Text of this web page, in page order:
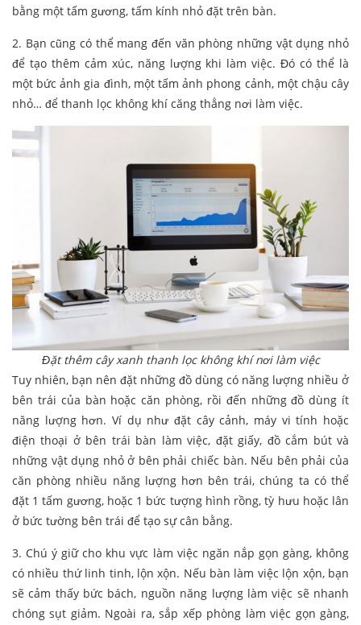
bằng một tấm gương, tấm kính nhỏ đặt trên bàn.
2. Bạn cũng có thể mang đến văn phòng những vật dụng nhỏ
để tạo thêm cảm xúc, năng lượng khi làm việc. Đó có thể là
một bức ảnh gia đình, một tấm ảnh phong cảnh, một chậu cây
nhỏ… để thanh lọc không khí căng thẳng nơi làm việc.
Đặt thêm cây xanh thanh lọc không khí nơi làm việc
Tuy nhiên, bạn nên đặt những đồ dùng có năng lượng nhiều ở
bên trái của bàn hoặc căn phòng, rồi đến những đồ dùng ít
năng lượng hơn. Ví dụ như đặt cây cảnh, máy vi tính hoặc
điện thoại ở bên trái bàn làm việc, đặt giấy, đồ cắm bút và
những vật dụng nhỏ ở bên phải chiếc bàn. Nếu bên phải của
căn phòng nhiều năng lượng hơn bên trái, chúng ta có thể
đặt 1 tấm gương, hoặc 1 bức tượng hình rồng, tỳ hưu hoặc lân
ở bức tường bên trái để tạo sự cân bằng.
3. Chú ý giữ cho khu vực làm việc ngăn nắp gọn gàng, không
có nhiều thứ linh tinh, lộn xộn. Nếu bàn làm việc lộn xộn, bạn
sẽ cảm thấy bức bách, nguồn năng lượng làm việc sẽ nhanh
chóng sụt giảm. Ngoài ra, sắp xếp phòng làm việc gọn gàng,